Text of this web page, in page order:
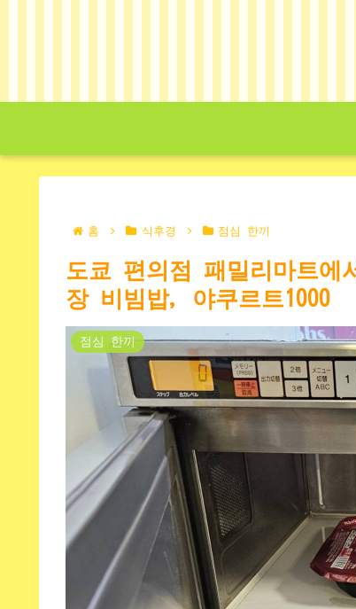
홈 식후경 점심 한끼
도쿄 편의점 패밀리마트
장 비빔밥, 야쿠르트1000
점심 한끼